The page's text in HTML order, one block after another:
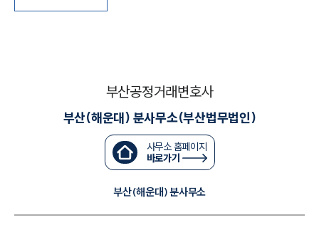
소식/자료
언론보도
공지사항
법률서식
부산공정거래변호사
부산(해운대) 분사무소(부산법무법인)
사무소 홈페이지
바로가기
부산(해운대) 분사무소